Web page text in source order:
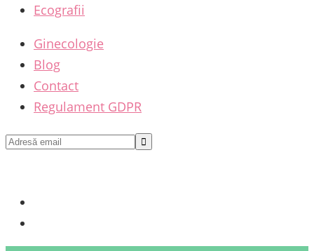
Ecografii
Ginecologie
Blog
Contact
Regulament GDPR